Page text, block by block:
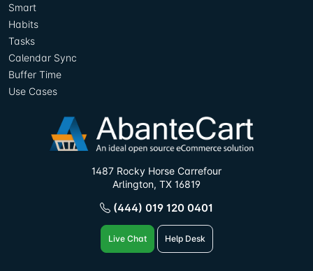
Smart
Habits
Tasks
Calendar Sync
Buffer Time
Use Cases
1487 Rocky Horse Carrefour
Arlington, TX 16819
(444) 019 120 0401
Live Chat Help Desk